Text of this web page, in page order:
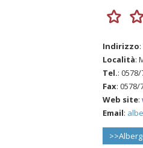
Indirizzo
Località:
Tel.:
Fax: 0578/
Web site:
Email: